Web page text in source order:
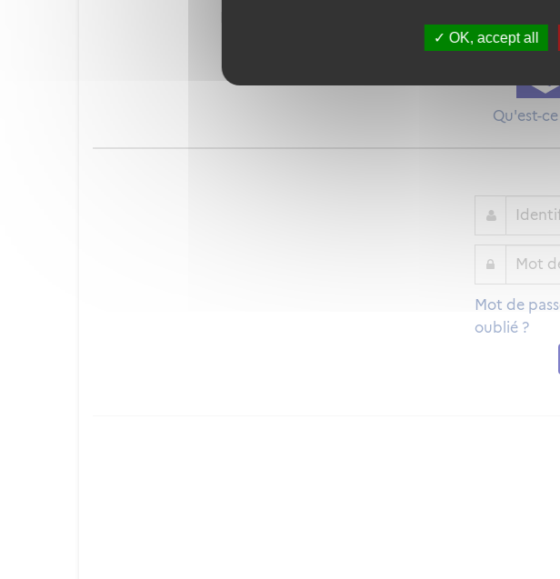
OK, accept all
FranceConnect est la solution proposée par
Qu'est-
Mot de
oublié ?